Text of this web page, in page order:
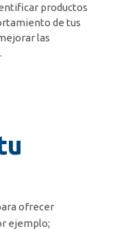
productos
de tus
las
ofrecer
ejemplo;